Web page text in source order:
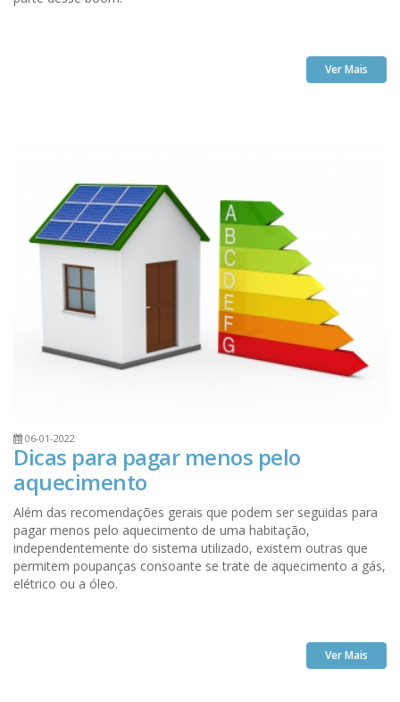
Ver Mais
06-01-2022
Dicas para pagar menos pelo
aquecimento
Além das recomendações gerais que podem ser seguidas para
pagar menos pelo aquecimento de uma habitação,
independentemente do sistema utilizado, existem outras que
permitem poupanças consoante se trate de aquecimento a gás,
elétrico ou a óleo.
Ver Mais